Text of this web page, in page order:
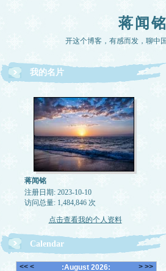
蒋闻
开这个博客，有感而发，聊中
我的名片
蒋闻铭
注册日期: 2023-10-10
访问总量: 1,484,846 次
点击查看我的个人资料
Calendar